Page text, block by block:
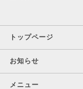
トップページ
お知らせ
メニュー